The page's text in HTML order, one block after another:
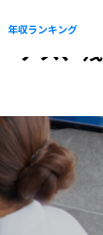
年収ランキング
ナス、残